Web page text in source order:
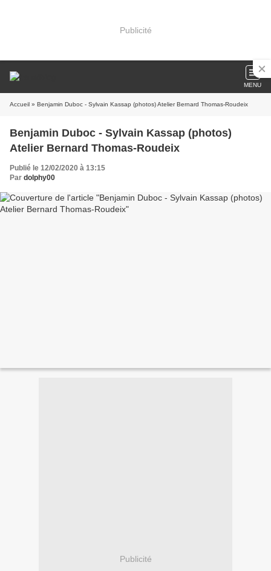
Publicité
MENU
Accueil » Benjamin Duboc - Sylvain Kassap (photos) Atelier Bernard Thomas-Roudeix
Benjamin Duboc - Sylvain Kassap (photos)
Atelier Bernard Thomas-Roudeix
Publié le 12/02/2020 à 13:15
Par dolphy00
Publicité